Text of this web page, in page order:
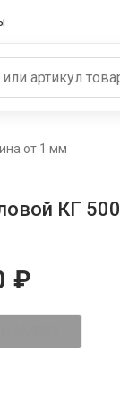
от 1 мм
КГ
₽